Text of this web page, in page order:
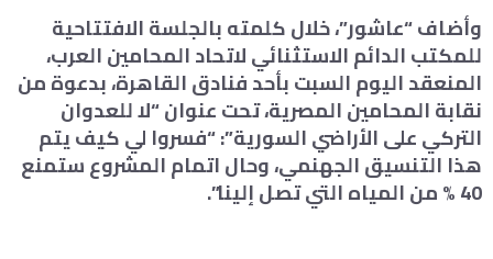
وأضاف “عاشور”، خلال كلمته بالجلسة الافتتاحية
للمكتب الدائم الاستثنائي لاتحاد المحامين العرب،
المنعقد اليوم السبت بأحد فنادق القاهرة، بدعوة من
نقابة المحامين المصرية، تحت عنوان “لا للعدوان
التركي على الأراضي السورية”: “فسروا لي كيف يتم
هذا التنسيق الجهنمي، وحال اتمام المشروع ستمنع
40 % من المياه التي تصل إلينا”.